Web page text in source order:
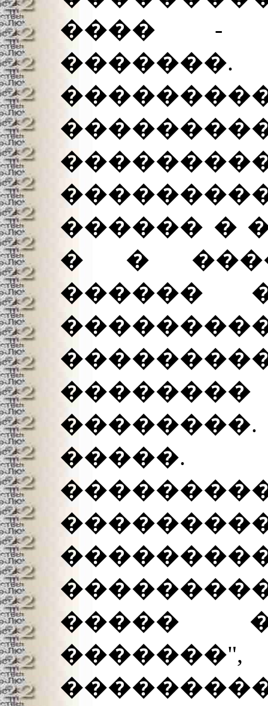
���� -
������ �
� �
������
�����.
�����